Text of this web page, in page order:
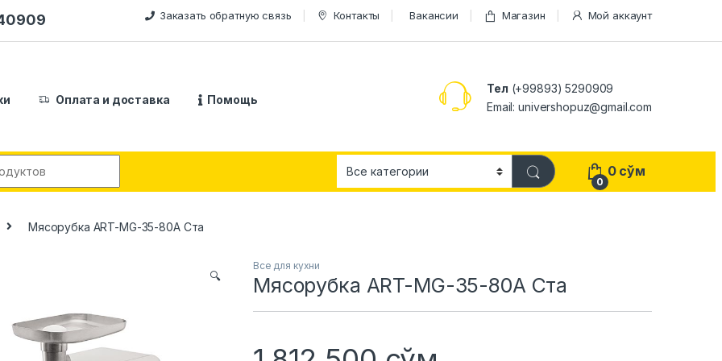
Заказать обратную связь Контакты Вакансии Магазин Мой аккаунт
Оплата и доставка Помощь
Тел (+99893) 5290909
Email: univershopuz@gmail.com
0
0 сўм
Мясорубка ART-MG-35-80A Cта
🔍
Все для кухни
Мясорубка ART-MG-35-80A Cта